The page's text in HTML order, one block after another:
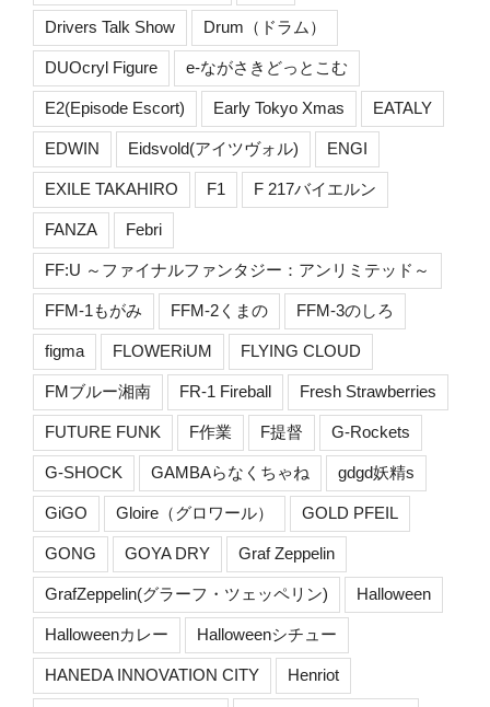
Drivers Talk Show Drum（ドラム）
DUOcryl Figure e-ながさきどっとこむ
E2(Episode Escort) Early Tokyo Xmas EATALY
EDWIN Eidsvold(アイツヴォル) ENGI
EXILE TAKAHIRO F1 F 217バイエルン
FANZA Febri
FF:U ～ファイナルファンタジー：アンリミテッド～
FFM-1もがみ FFM-2くまの FFM-3のしろ
figma FLOWERiUM FLYING CLOUD
FMブルー湘南 FR-1 Fireball Fresh Strawberries
FUTURE FUNK F作業 F提督 G-Rockets
G-SHOCK GAMBAらなくちゃね gdgd妖精s
GiGO Gloire（グロワール） GOLD PFEIL
GONG GOYA DRY Graf Zeppelin
GrafZeppelin(グラーフ・ツェッペリン) Halloween
Halloweenカレー Halloweenシチュー
HANEDA INNOVATION CITY Henriot